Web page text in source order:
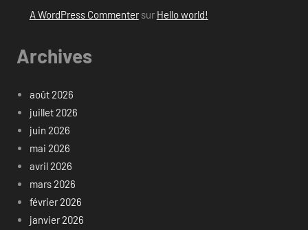
A WordPress Commentersur Hello world!
Archives
août 2026
juillet 2026
juin 2026
mai 2026
avril 2026
mars 2026
février 2026
janvier 2026